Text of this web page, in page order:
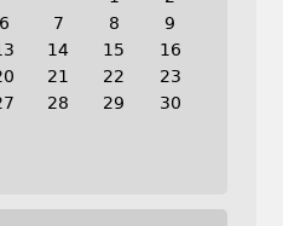
6 7 8
9
14 15
16
21 22
23
28 29
30